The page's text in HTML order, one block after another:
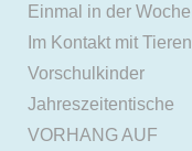
Einmal in der Woche
Im Kontakt mit Tieren
Vorschulkinder
Jahreszeitentische
VORHANG AUF